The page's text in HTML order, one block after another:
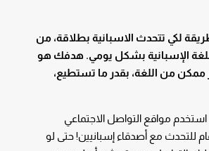
لكي تتحدث الاسبانية بطلاقة، من
الإسبانية بشكل يومي. هدفك هو
ممكن من اللغة، بقدر ما تستطيع،
مواقع التواصل الاجتماعي
للتحدث مع أصدقاء إسبانيين! حتى لو